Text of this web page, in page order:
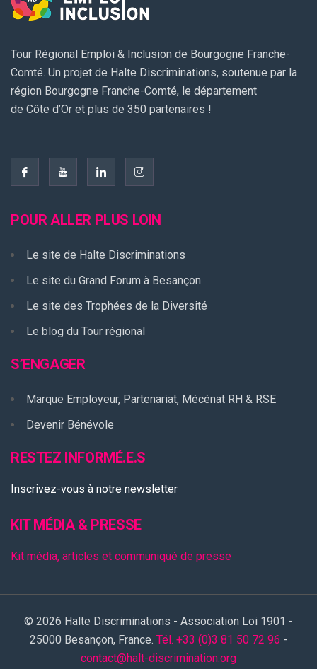
Tour Régional Emploi & Inclusion de Bourgogne Franche-
Comté. Un projet de Halte Discriminations, soutenue par la
région Bourgogne Franche-Comté, le département
de Côte d’Or et plus de 350 partenaires !
POUR ALLER PLUS LOIN
Le site de Halte Discriminations
Le site du Grand Forum à Besançon
Le site des Trophées de la Diversité
Le blog du Tour régional
S’ENGAGER
Marque Employeur, Partenariat, Mécénat RH & RSE
Devenir Bénévole
RESTEZ INFORMÉ.E.S
Inscrivez-vous à notre newsletter
KIT MÉDIA & PRESSE
Kit média, articles et communiqué de presse
© 2026 Halte Discriminations - Association Loi 1901 -
25000 Besançon, France. Tél. +33 (0)3 81 50 72 96 -
contact@halt-discrimination.org